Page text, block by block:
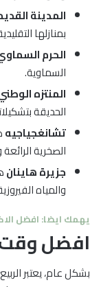
المدينة
بمنازلها
الحرم
السماوية.
المنتزه
الحديقة
تشانغجياجيه
الصخرية الرائعة
جزيرة هاينان
والمياه
يهمك ايضا: افضل
افضل وقت
بشكل عام، يعتبر